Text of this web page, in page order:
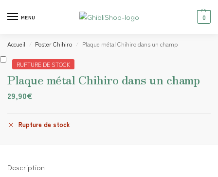
MENU 0
Accueil / Poster Chihiro / Plaque métal Chihiro dans un champ
RUPTURE DE STOCK
Plaque métal Chihiro dans un champ
29,90€
Rupture de stock
Description